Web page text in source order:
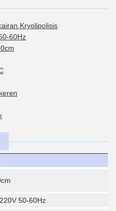
Kryolipolisis
60Hz
50-60Hz